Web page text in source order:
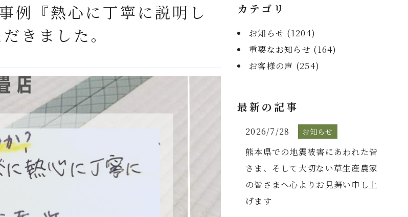
例『熱心に丁寧に説明し
きました。
カテゴリ
お知らせ (1204)
重要なお知らせ (164)
お客様の声 (254)
最新の記事
2026/7/28 お知らせ
熊本県での地震被害にあわれた皆
さま、そして大切ない草生産農家
の皆さまへ心よりお見舞い申し上
げます